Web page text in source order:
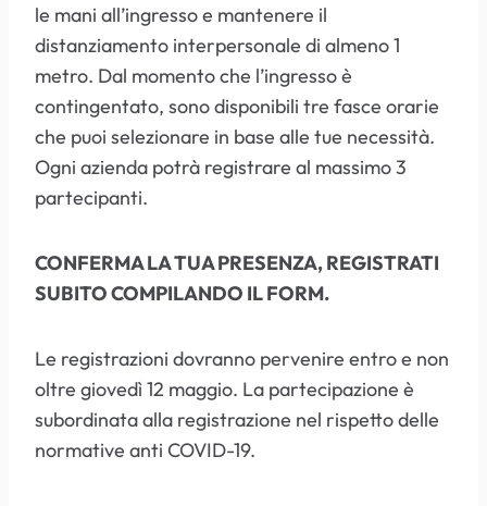
le mani all’ingresso e mantenere il
distanziamento interpersonale di almeno 1
metro. Dal momento che l’ingresso è
contingentato, sono disponibili tre fasce orarie
che puoi selezionare in base alle tue necessità.
Ogni azienda potrà registrare al massimo 3
partecipanti.
CONFERMA LA TUA PRESENZA, REGISTRATI
SUBITO COMPILANDO IL FORM.
Le registrazioni dovranno pervenire entro e non
oltre giovedì 12 maggio. La partecipazione è
subordinata alla registrazione nel rispetto delle
normative anti COVID-19.